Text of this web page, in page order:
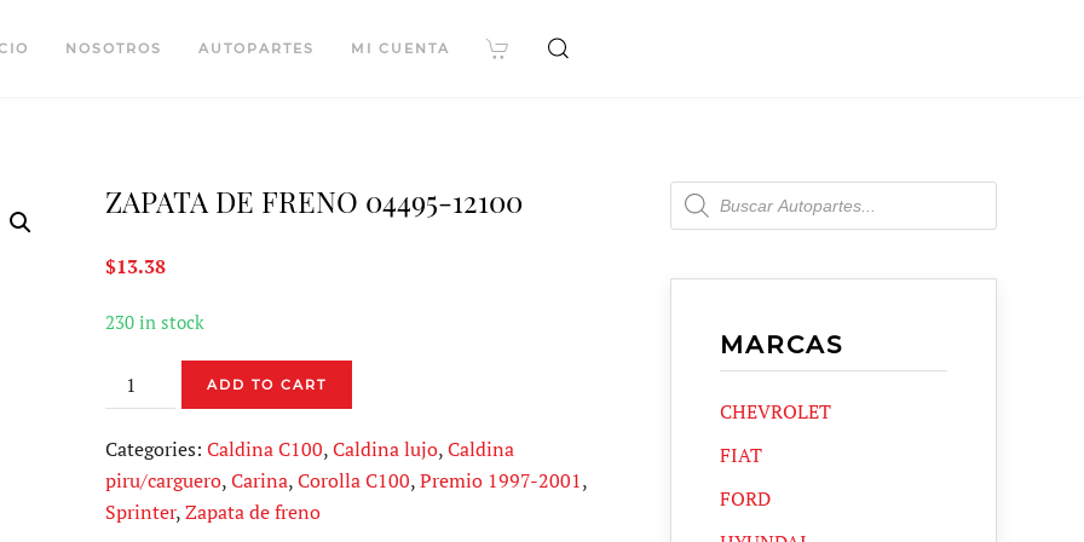
NOSOTROS AUTOPARTES MI CUENTA
ZAPATA DE FRENO 04495-12100
$13.38
230 in stock
ZAPATA
DE
FRENO
04495-
12100
ADD TO CART
Categories: Caldina C100,Caldina lujo,Caldina
piru/carguero,Carina,Corolla C100,Premio 1997-2001,
Sprinter,Zapata de freno
Products
search
MARCAS
CHEVROLET
FIAT
FORD